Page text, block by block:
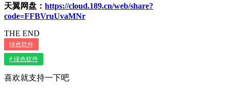
天翼网盘： https://cloud.189.cn/web/share?
code=FFBVruUvaMNr
THE END
绿色软件
# 绿色软件
喜欢就支持一下吧